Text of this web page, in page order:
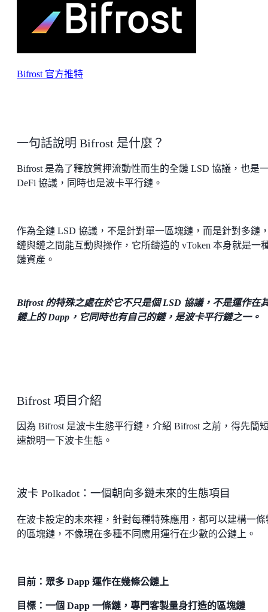
Bifrost 官方推特
一句話說明 Bifrost 是什麼？
Bifrost 是為了釋放質押流動性而生的全鏈 LSD 協議，也是
DeFi 協議，同時也是波卡平行鏈。
作為全鏈 LSD 協議，不是針對單一區塊鏈，而是針對多鏈
鏈與鏈之間能互動與操作，它所鑄造的 vToken 本身就是一
鏈資產。
Bifrost 的特殊之處在於它不只是個 LSD 協議，不是運作在
鏈上的 Dapp，它同時也有自己的鏈，是波卡平行鏈之一。
Bifrost 項目介紹
因為 Bifrost 是波卡生態平行鏈，介紹 Bifrost 之前，得先簡
速說明一下波卡生態。
波卡 Polkadot：一個朝向多鏈未來的生態項目
在波卡設定的未來裡，針對每種特殊應用，都可以建構一條
的區塊鏈，不像現在多種不同應用運行在少數的公鏈上。
目前：眾多 Dapp 運作在幾條公鏈上
目標：一個 Dapp 一條鏈，專門客製量身打造的區塊鏈